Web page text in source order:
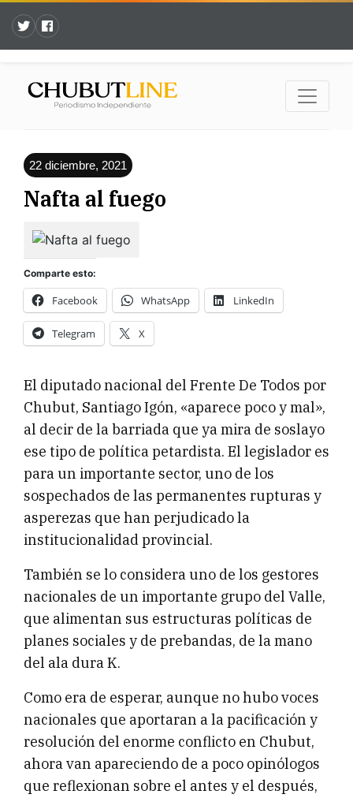
22 diciembre, 2021
Nafta al fuego
Comparte esto:
Facebook WhatsApp LinkedIn
Telegram X
El diputado nacional del Frente De Todos por
Chubut, Santiago Igón, «aparece poco y mal»,
al decir de la barriada que ya mira de soslayo
ese tipo de política petardista. El legislador es
para un importante sector, uno de los
sospechados de las permanentes rupturas y
asperezas que han perjudicado la
institucionalidad provincial.
También se lo considera uno de los gestores
nacionales de un importante grupo del Valle,
que alimentan sus estructuras políticas de
planes sociales y de prebandas, de la mano
del ala dura K.
Como era de esperar, aunque no hubo voces
nacionales que aportaran a la pacificación y
resolución del enorme conflicto en Chubut,
ahora van apareciendo de a poco opinólogos
que reflexionan sobre el antes y el después,